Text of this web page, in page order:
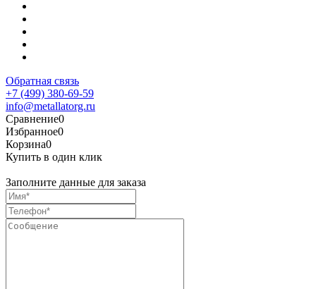
Обратная связь
+7 (499) 380-69-59
info@metallatorg.ru
Сравнение0
Избранное0
Корзина0
Купить в один клик
Заполните данные для заказа